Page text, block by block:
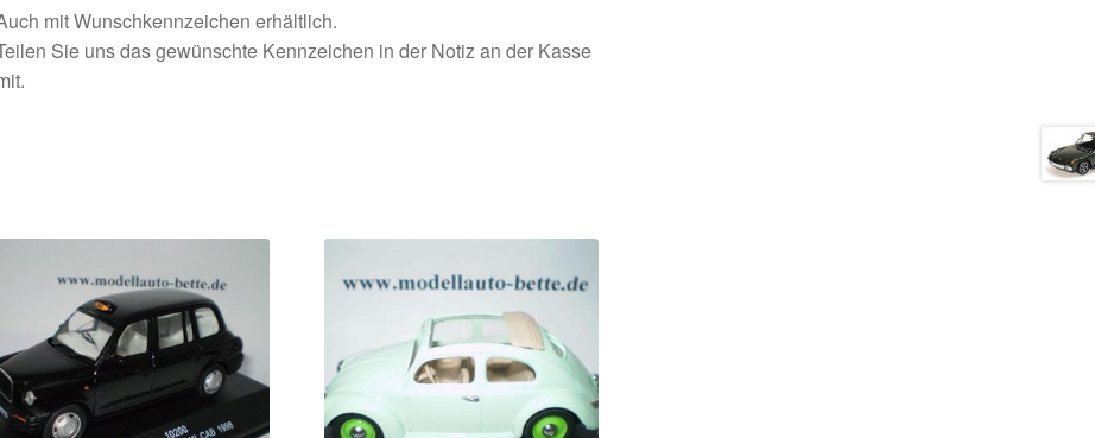
mit Wunschkennzeichen erhältlich.
Sie uns das gewünschte Kennzeichen in der Notiz an der Kasse